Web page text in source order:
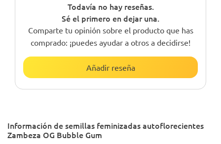
Todavía no hay reseñas.
Sé el primero en dejar una.
Comparte tu opinión sobre el producto que has
comprado: ¡puedes ayudar a otros a decidirse!
Añadir reseña
Información de semillas feminizadas autoflorecientes
Zambeza OG Bubble Gum